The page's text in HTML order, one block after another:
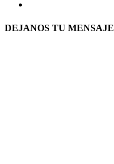
DEJANOS TU MENSAJE